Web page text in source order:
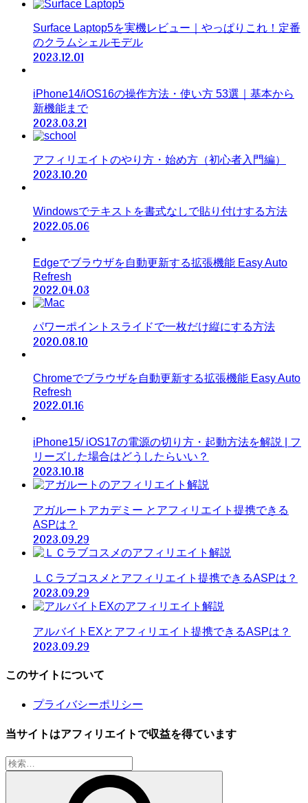
Surface Laptop5を実機レビュー｜やっぱりこれ！定番
のクラムシェルモデル
2023.12.01
iPhone14/iOS16の操作方法・使い方 53選｜基本から
新機能まで
2023.03.21
アフィリエイトのやり方・始め方（初心者入門編）
2023.10.20
Windowsでテキストを書式なしで貼り付けする方法
2022.05.06
Edgeでブラウザを自動更新する拡張機能 Easy Auto
Refresh
2022.04.03
パワーポイントスライドで一枚だけ縦にする方法
2020.08.10
Chromeでブラウザを自動更新する拡張機能 Easy Auto
Refresh
2022.01.16
iPhone15/ iOS17の電源の切り方・起動方法を解説 | フ
リーズした場合はどうしたらいい？
2023.10.18
アガルートアカデミー とアフィリエイト提携できる
ASPは？
2023.09.29
ＬＣラブコスメとアフィリエイト提携できるASPは？
2023.09.29
アルバイトEXとアフィリエイト提携できるASPは？
2023.09.29
このサイトについて
プライバシーポリシー
当サイトはアフィリエイトで収益を得ています
検
索: